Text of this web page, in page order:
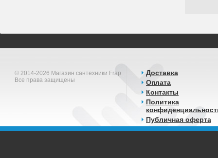
© 2014-2026 Магазин сантехники Frap
Все права защищены
Доставка
Оплата
Контакты
Политика
Публичная оферта